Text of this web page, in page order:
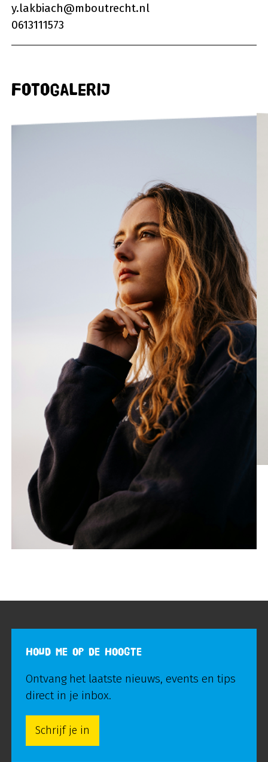
y.lakbiach@mboutrecht.nl
0613111573
Fotogalerij
HOUD ME OP DE HOOGTE
Ontvang het laatste nieuws, events en tips
direct in je inbox.
Schrijf je in